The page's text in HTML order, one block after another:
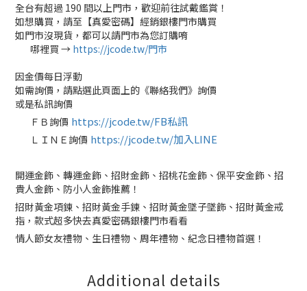
全台有超過 190 間以上門市，歡迎前往試戴鑑賞！
如想購買，請至【真愛密碼】經銷銀樓門市購買
如門市沒現貨，都可以請門市為您訂購唷
哪裡買 → https://jcode.tw/門市
因金價每日浮動
如需詢價，請點選此頁面上的《聯絡我們》詢價
或是私訊詢價
ＦＢ詢價 https://jcode.tw/FB私訊
ＬＩＮＥ詢價 https://jcode.tw/加入LINE
開運金飾、轉運金飾、招財金飾、招桃花金飾、保平安金飾、招
貴人金飾、防小人金飾推薦！
招財黃金項鍊、招財黃金手鍊、招財黃金墜子墜飾、招財黃金戒
指，款式超多快去真愛密碼銀樓門市看看
情人節女友禮物、生日禮物、周年禮物、紀念日禮物首選！
Additional details